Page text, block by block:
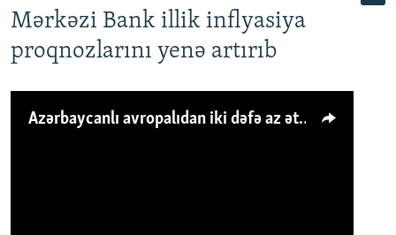
Mərkəzi Bank illik inflyasiya
proqnozlarını yenə artırıb
Azərbaycanlı avropalıdan iki dəfə az ət yeyir, amma... 'Qiymət artımı qaçılmazdır'